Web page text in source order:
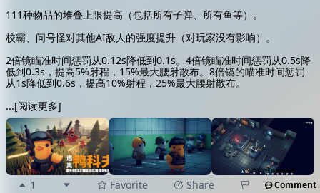
111种物品的堆叠上限提高（包括所有子弹、所有鱼等）。
校霸、问号怪对其他AI敌人的强度提升（对玩家没有影响）。
2倍镜瞄准时间惩罚从0.12s降低到0.1s。4倍镜瞄准时间惩罚从0.5s降
低到0.3s，提高5%射程，15%最大腰射散布。8倍镜的瞄准时间惩罚
从1s降低到0.6s，提高10%射程，25%最大腰射散布。
...[阅读更多]
1 Favorite Share Comment